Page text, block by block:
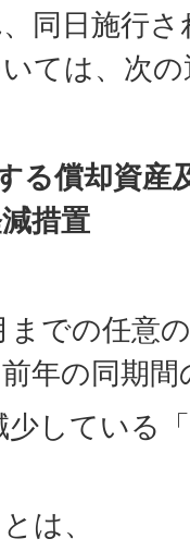
同日施行
ては、次
る償却資産
措置
での任意
年の同期
している「
は、